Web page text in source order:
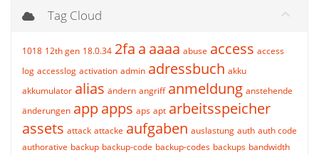
Tag Cloud
1018 12th gen 18.0.34 2fa a aaaa abuse access access
log accesslog activation admin adressbuch akku
akkumulator alias ändern angriff anmeldung anstehende
änderungen appapps aps apt arbeitsspeicher
assets attack attacke aufgaben auslastung auth auth code
authorative backup backup-code backup-codes backups bandwidth